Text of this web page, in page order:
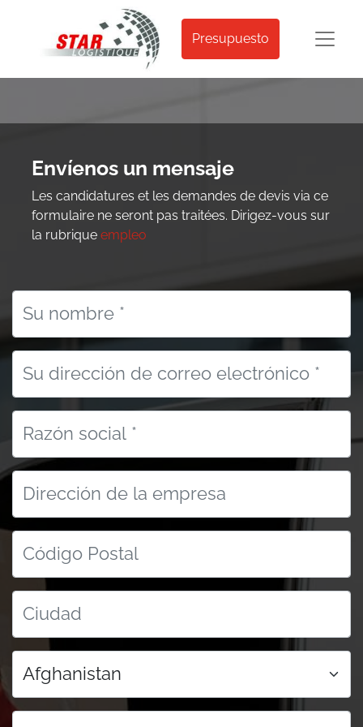
Presupuesto
Envíenos un mensaje
Les candidatures et les demandes de devis via ce
formulaire ne seront pas traitées. Dirigez-vous sur
la rubrique empleo